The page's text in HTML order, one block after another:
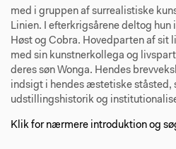
med i gruppen af surrealistiske
Linien. I efterkrigsårene deltog
Høst og Cobra. Hovedparten af sit
med sin kunstnerkollega og
deres søn Wonga. Hendes
indsigt i hendes æstetiske ståsted,
udstillingshistorik og
Klik for nærmere introduktion og